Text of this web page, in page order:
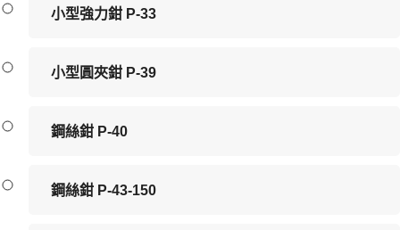
小型強力鉗 P-33
小型圓夾鉗 P-39
鋼絲鉗 P-40
鋼絲鉗 P-43-150